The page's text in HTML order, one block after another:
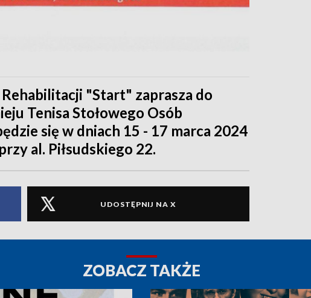
"Start" zaprasza do
Tenisa Stołowego Osób
się w dniach 15 - 17 marca 2024
al. Piłsudskiego 22.
UDOSTĘPNIJ NA X
ZOBACZ TAKŻE